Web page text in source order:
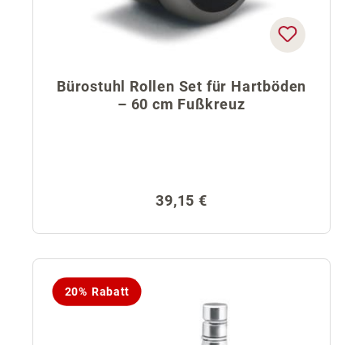
Bürostuhl Rollen Set für Hartböden
– 60 cm Fußkreuz
Regulärer Preis:
39,15 €
20% Rabatt